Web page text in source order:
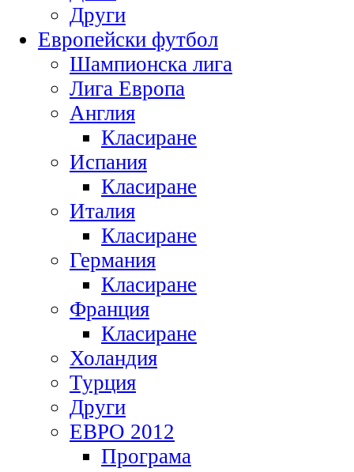
Други
Европейски футбол
Шампионска лига
Лига Европа
Англия
Класиране
Испания
Класиране
Италия
Класиране
Германия
Класиране
Франция
Класиране
Холандия
Турция
Други
ЕВРО 2012
Програма